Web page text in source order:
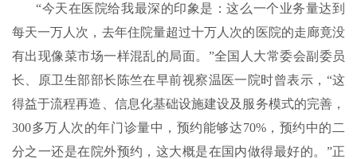
“今天在医院给我最深的印象是：这么一个业务量达到
每天一万人次，去年住院量超过十万人次的医院的走廊竟没
有出现像菜市场一样混乱的局面。”全国人大常委会副委员
长、原卫生部部长陈竺在早前视察温医一院时曾表示，“这
得益于流程再造、信息化基础设施建设及服务模式的完善，
300多万人次的年门诊量中，预约能够达70%，预约中的二
分之一还是在院外预约，这大概是在国内做得最好的。”正